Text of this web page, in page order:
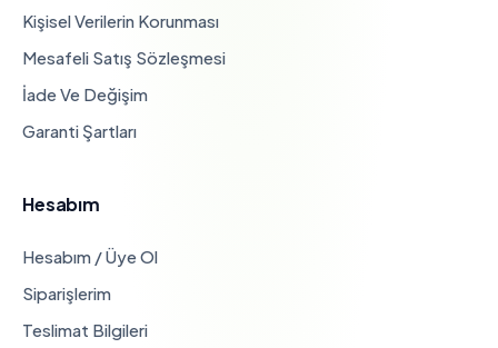
Kişisel Verilerin Korunması
Mesafeli Satış Sözleşmesi
İade Ve Değişim
Garanti Şartları
Hesabım
Hesabım / Üye Ol
Siparişlerim
Teslimat Bilgileri